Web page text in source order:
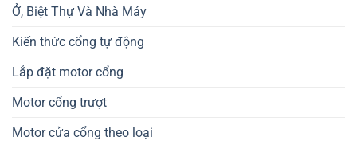
Ở, Biệt Thự Và Nhà Máy
Kiến thức cổng tự động
Lắp đặt motor cổng
Motor cổng trượt
Motor cửa cổng theo loại